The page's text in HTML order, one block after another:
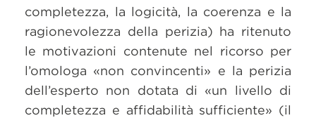
completezza, la logicità, la coerenza e la
ragionevolezza della perizia) ha ritenuto
le motivazioni contenute nel ricorso per
l’omologa «non convincenti» e la perizia
dell’esperto non dotata di «un livello di
completezza e affidabilità sufficiente» (il